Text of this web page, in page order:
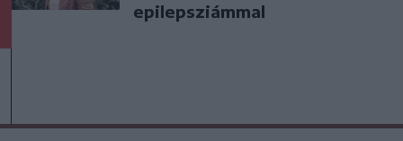
epilepsziámmal